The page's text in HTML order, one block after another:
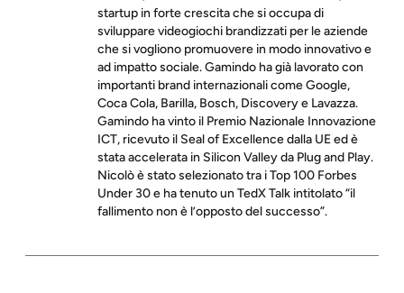
startup in forte crescita che si occupa di
sviluppare videogiochi brandizzati per le aziende
che si vogliono promuovere in modo innovativo e
ad impatto sociale. Gamindo ha già lavorato con
importanti brand internazionali come Google,
Coca Cola, Barilla, Bosch, Discovery e Lavazza.
Gamindo ha vinto il Premio Nazionale Innovazione
ICT, ricevuto il Seal of Excellence dalla UE ed è
stata accelerata in Silicon Valley da Plug and Play.
Nicolò è stato selezionato tra i Top 100 Forbes
Under 30 e ha tenuto un TedX Talk intitolato “il
fallimento non è l’opposto del successo”.